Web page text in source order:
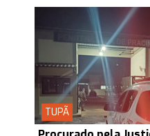
TUPÃ